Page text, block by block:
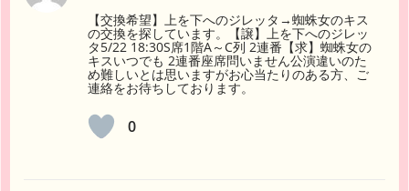
【交換希望】上を下へのジレッタ→蜘蛛女のキス
の交換を探しています。【譲】上を下へのジレッ
タ5/22 18:30S席1階A～C列 2連番【求】蜘蛛女の
キスいつでも 2連番座席問いません公演違いのた
め難しいとは思いますがお心当たりのある方、ご
連絡をお待ちしております。
0